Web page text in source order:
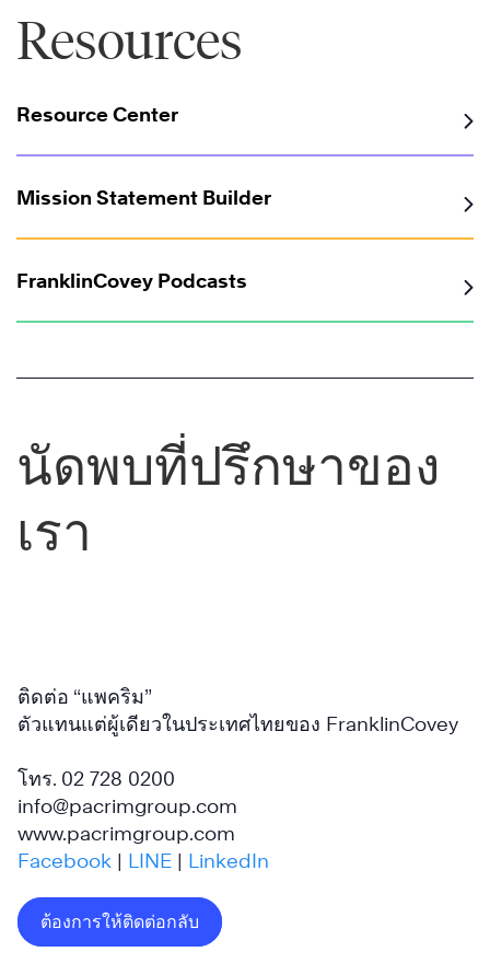
Resources
Resource Center
Mission Statement Builder
FranklinCovey Podcasts
นัดพบที่ปรึกษาของ
เรา
ติดต่อ “แพคริม”
ตัวแทนแต่ผู้เดียวในประเทศไทยของ FranklinCovey
โทร. 02 728 0200
info@pacrimgroup.com
www.pacrimgroup.com
Facebook | LINE | LinkedIn
ต้องการให้ติดต่อกลับ